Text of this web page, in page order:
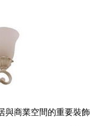
與商業空間的重要裝飾